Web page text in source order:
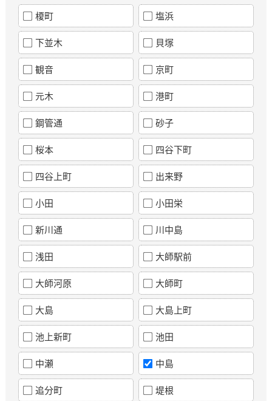
榎町 塩浜
下並木 貝塚
観音 京町
元木 港町
鋼管通 砂子
桜本 四谷下町
四谷上町 出来野
小田 小田栄
新川通 川中島
浅田 大師駅前
大師河原 大師町
大島 大島上町
池上新町 池田
中瀬 中島
追分町 堤根